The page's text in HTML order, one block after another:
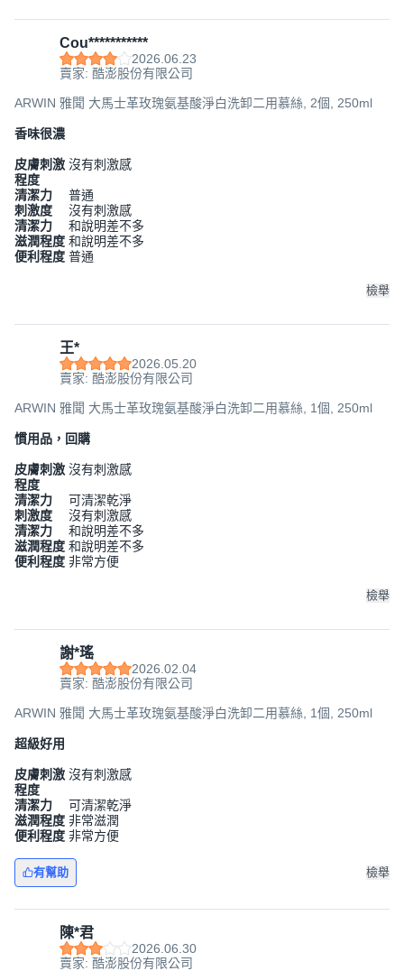
Cou***********
2026.06.23
賣家: 酷澎股份有限公司
ARWIN 雅聞 大馬士革玫瑰氨基酸淨白洗卸二用慕絲, 2個, 250ml
香味很濃
皮膚刺激
程度
沒有刺激感
清潔力
普通
刺激度
沒有刺激感
清潔力
和說明差不多
滋潤程度 和說明差不多
便利程度 普通
檢舉
王*
2026.05.20
賣家: 酷澎股份有限公司
ARWIN 雅聞 大馬士革玫瑰氨基酸淨白洗卸二用慕絲, 1個, 250ml
慣用品，回購
皮膚刺激
程度
沒有刺激感
清潔力
可清潔乾淨
刺激度
沒有刺激感
清潔力
和說明差不多
滋潤程度 和說明差不多
便利程度 非常方便
檢舉
謝*瑤
2026.02.04
賣家: 酷澎股份有限公司
ARWIN 雅聞 大馬士革玫瑰氨基酸淨白洗卸二用慕絲, 1個, 250ml
超級好用
皮膚刺激
程度
沒有刺激感
清潔力
可清潔乾淨
滋潤程度 非常滋潤
便利程度 非常方便
有幫助 檢舉
陳*君
2026.06.30
賣家: 酷澎股份有限公司